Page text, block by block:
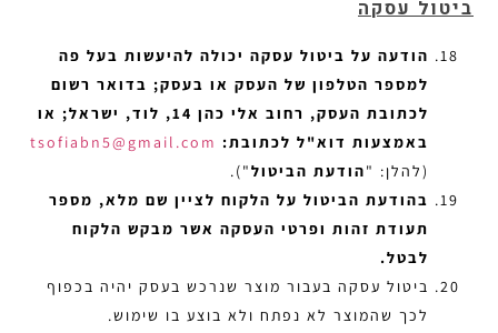
ביטול עסקה
הודעה על ביטול עסקה יכולה להיעשות בעל פה
למספר הטלפון של העסק או בעסק; בדואר רשום
לכתובת העסק, רחוב אלי כהן 14, לוד, ישראל; או
באמצעות דוא"ל לכתובת: tsofiabn5@gmail.com
(להלן: "הודעת הביטול").
בהודעת הביטול על הלקוח לציין שם מלא, מספר
תעודת זהות ופרטי העסקה אשר מבקש הלקוח
לבטל.
ביטול עסקה בעבור מוצר שנרכש בעסק יהיה בכפוף
לכך שהמוצר לא נפתח ולא בוצע בו שימוש.